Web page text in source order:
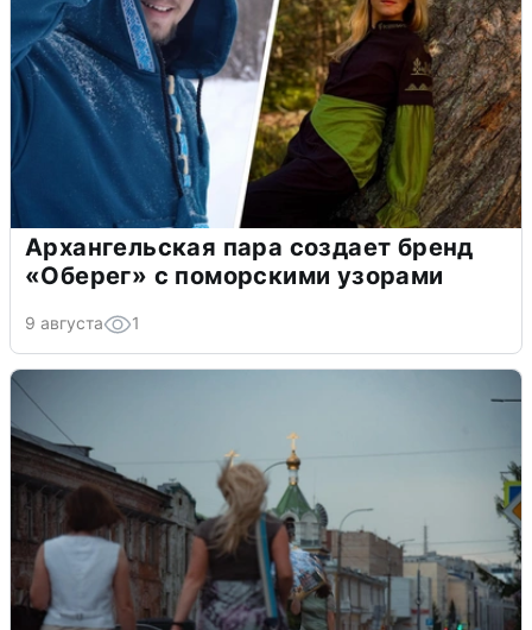
Архангельская пара создает бренд
«Оберег» с поморскими узорами
9 августа 1